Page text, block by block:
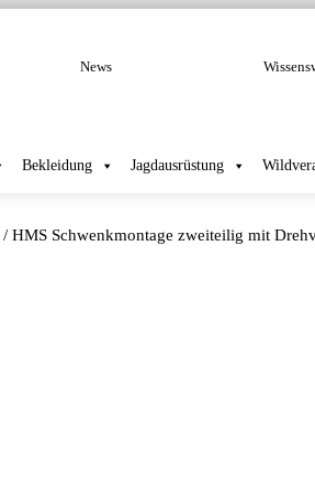
News
Bekleidung Jagdausrüstung
/ HMS Schwenkmontage zweiteilig mit